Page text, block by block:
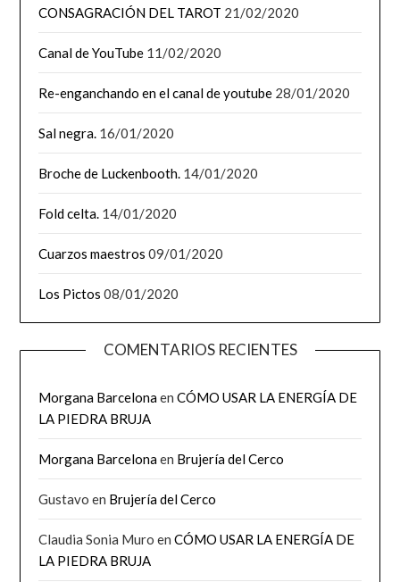
CONSAGRACIÓN DEL TAROT 21/02/2020
Canal de YouTube 11/02/2020
Re-enganchando en el canal de youtube 28/01/2020
Sal negra. 16/01/2020
Broche de Luckenbooth. 14/01/2020
Fold celta. 14/01/2020
Cuarzos maestros 09/01/2020
Los Pictos 08/01/2020
COMENTARIOS RECIENTES
Morgana BarcelonaenCÓMO USAR LA ENERGÍA DE
LA PIEDRA BRUJA
Morgana Barcelonaen Brujería del Cerco
Gustavo en Brujería del Cerco
Claudia Sonia Muro enCÓMO USAR LA ENERGÍA DE
LA PIEDRA BRUJA